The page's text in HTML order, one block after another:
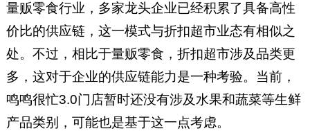
量贩零食行业，多家龙头企业已经积累了具备高性
价比的供应链，这一模式与折扣超市业态有相似之
处。不过，相比于量贩零食，折扣超市涉及品类更
多，这对于企业的供应链能力是一种考验。当前，
鸣鸣很忙3.0门店暂时还没有涉及水果和蔬菜等生鲜
产品类别，可能也是基于这一点考虑。